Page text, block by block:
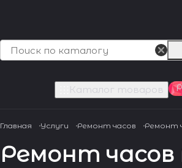
Каталог товаров
Главная Услуги Ремонт часов Ремонт
Ремонт часов